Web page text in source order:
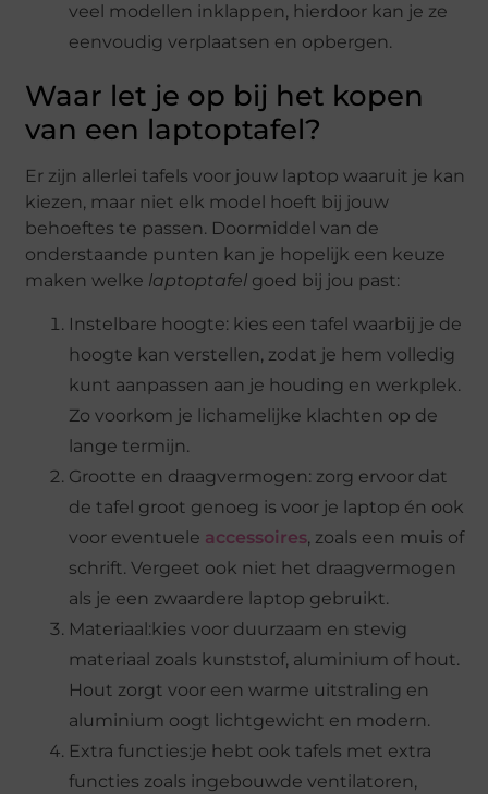
veel modellen inklappen, hierdoor kan je ze
eenvoudig verplaatsen en opbergen.
Waar let je op bij het kopen
van een laptoptafel?
Er zijn allerlei tafels voor jouw laptop waaruit je kan
kiezen, maar niet elk model hoeft bij jouw
behoeftes te passen. Doormiddel van de
onderstaande punten kan je hopelijk een keuze
maken welke laptoptafel goed bij jou past:
Instelbare hoogte: kies een tafel waarbij je de
hoogte kan verstellen, zodat je hem volledig
kunt aanpassen aan je houding en werkplek.
Zo voorkom je lichamelijke klachten op de
lange termijn.
Grootte en draagvermogen: zorg ervoor dat
de tafel groot genoeg is voor je laptop én ook
voor eventuele accessoires, zoals een muis of
schrift. Vergeet ook niet het draagvermogen
als je een zwaardere laptop gebruikt.
Materiaal:kies voor duurzaam en stevig
materiaal zoals kunststof, aluminium of hout.
Hout zorgt voor een warme uitstraling en
aluminium oogt lichtgewicht en modern.
Extra functies:je hebt ook tafels met extra
functies zoals ingebouwde ventilatoren,